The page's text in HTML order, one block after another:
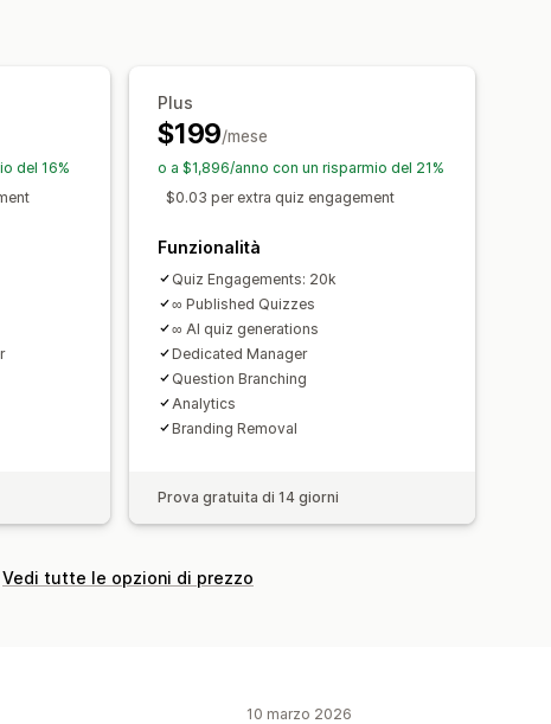
Prestazioni del funnel
del 16%
Plus
$199/mese
o a $1,896/anno con un risparmio del 21%
$0.03 per extra quiz engagement
Funzionalità
Quiz Engagements: 20k
∞ Published Quizzes
∞ AI quiz generations
Dedicated Manager
Question Branching
Analytics
Branding Removal
Prova gratuita di 14 giorni
Vedi tutte le opzioni di prezzo
10 marzo 2026